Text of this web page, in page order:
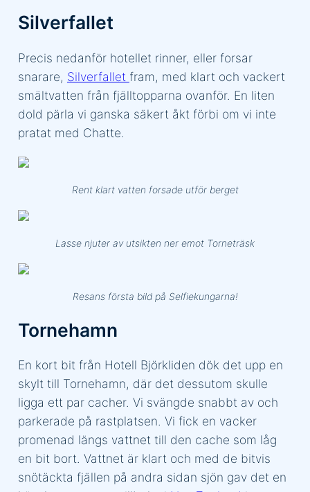
Silverfallet
Precis nedanför hotellet rinner, eller forsar
snarare, Silverfallet fram, med klart och vackert
smältvatten från fjälltopparna ovanför. En liten
dold pärla vi ganska säkert åkt förbi om vi inte
pratat med Chatte.
Rent klart vatten forsade utför berget
Lasse njuter av utsikten ner emot Torneträsk
Resans första bild på Selfiekungarna!
Tornehamn
En kort bit från Hotell Björkliden dök det upp en
skylt till Tornehamn, där det dessutom skulle
ligga ett par cacher. Vi svängde snabbt av och
parkerade på rastplatsen. Vi fick en vacker
promenad längs vattnet till den cache som låg
en bit bort. Vattnet är klart och med de bitvis
snötäckta fjällen på andra sidan sjön gav det en